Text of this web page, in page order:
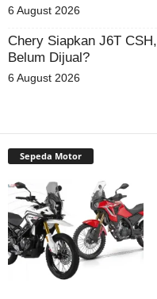
6 August 2026
Chery Siapkan J6T CSH,
Belum Dijual?
6 August 2026
Sepeda Motor